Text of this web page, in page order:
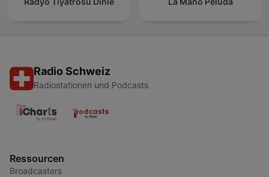
Radio Schweiz
Radiostationen und Podcasts
Ressourcen
Broadcasters